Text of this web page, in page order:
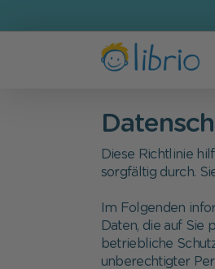
Bücher
Alle Bücher
Bestseller
Für Kinder
Baby
3-6 Jahre
Schulkinder
Beliebte
Geburt
Vatertag
Muttertag
Das
Wir stellen
Bei Librio
Angebote
Diese Richtlinie
sorgfältig durch.
Im Folgenden
Daten, die auf
betriebliche
unberechtigter